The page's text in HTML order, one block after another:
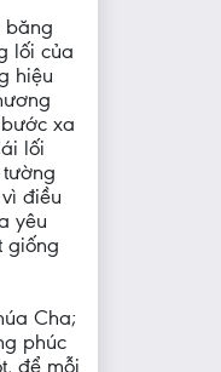
băng
lối của
hiệu
xa
lối
điều
yêu
giống
Cha;
phúc
để mỗi